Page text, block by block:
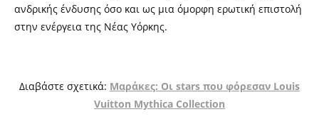
ανδρικής ένδυσης όσο και ως μια όμορφη ερωτική επιστολή
στην ενέργεια της Νέας Υόρκης.
Διαβάστε σχετικά: Μαράκες: Οι stars που φόρεσαν Louis
Vuitton Mythica Collection